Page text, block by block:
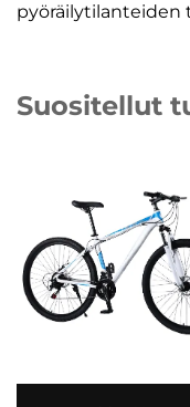
pyöräilytilanteiden
Suositellut